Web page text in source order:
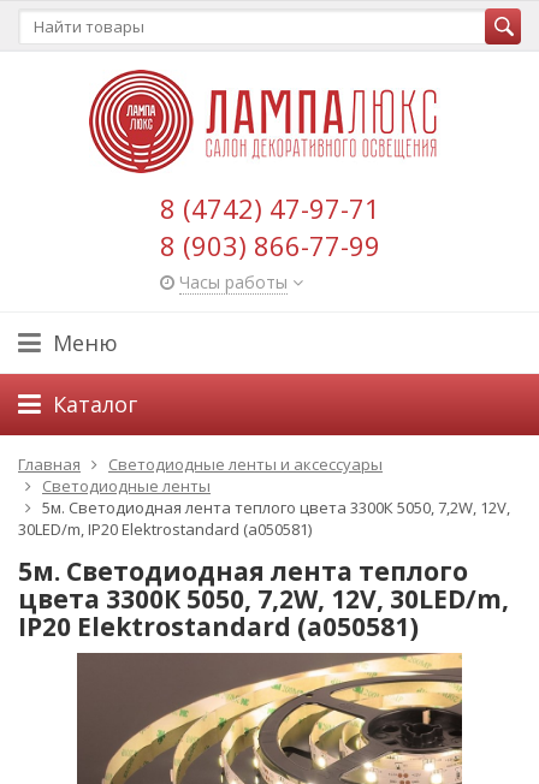
8 (4742) 47-97-71
8 (903) 866-77-99
Часы работы
Меню
Каталог
Главная
Светодиодные ленты и аксессуары
Светодиодные ленты
5м. Светодиодная лента теплого цвета 3300К 5050, 7,2W, 12V,
30LED/m, IP20 Elektrostandard (a050581)
5м. Светодиодная лента теплого
цвета 3300К 5050, 7,2W, 12V, 30LED/m,
IP20 Elektrostandard (a050581)